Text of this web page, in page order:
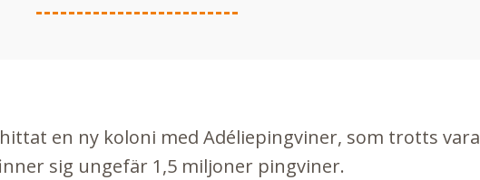
en ny koloni med Adéliepingviner, som trotts vara
sig ungefär 1,5 miljoner pingviner.